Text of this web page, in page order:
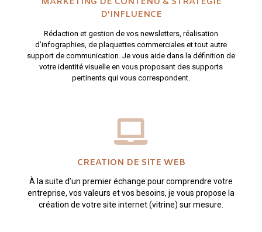
D'INFLUENCE
Rédaction et gestion de vos newsletters, réalisation
d’infographies, de plaquettes commerciales et tout autre
support de communication. Je vous aide dans la définition de
votre identité visuelle en vous proposant des supports
pertinents qui vous correspondent.
CREATION DE SITE WEB
À la suite d’un premier échange pour comprendre votre
entreprise, vos valeurs et vos besoins, je vous propose la
création de votre site internet (vitrine) sur mesure.